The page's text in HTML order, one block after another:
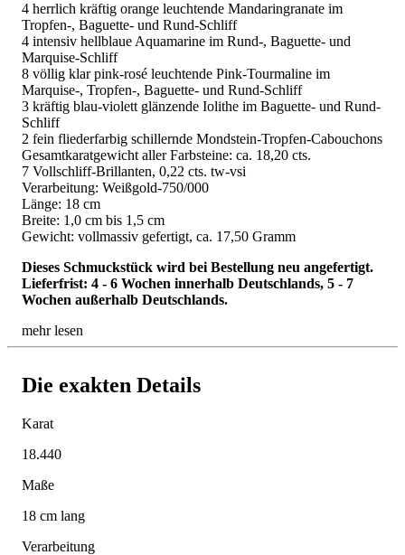
4 herrlich kräftig orange leuchtende Mandaringranate im
Tropfen-, Baguette- und Rund-Schliff
4 intensiv hellblaue Aquamarine im Rund-, Baguette- und
Marquise-Schliff
8 völlig klar pink-rosé leuchtende Pink-Tourmaline im
Marquise-, Tropfen-, Baguette- und Rund-Schliff
3 kräftig blau-violett glänzende Iolithe im Baguette- und Rund-
Schliff
2 fein fliederfarbig schillernde Mondstein-Tropfen-Cabouchons
Gesamtkaratgewicht aller Farbsteine: ca. 18,20 cts.
7 Vollschliff-Brillanten, 0,22 cts. tw-vsi
Verarbeitung: Weißgold-750/000
Länge: 18 cm
Breite: 1,0 cm bis 1,5 cm
Gewicht: vollmassiv gefertigt, ca. 17,50 Gramm
Dieses Schmuckstück wird bei Bestellung neu angefertigt.
Lieferfrist: 4 - 6 Wochen innerhalb Deutschlands, 5 - 7
Wochen außerhalb Deutschlands.
mehr lesen
Die exakten Details
Karat
18.440
Maße
18 cm lang
Verarbeitung